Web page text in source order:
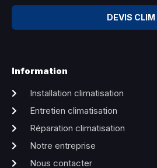
DEVIS CLIM
Information
Installation climatisation
Entretien climatisation
Réparation climatisation
Notre entreprise
Nous contacter